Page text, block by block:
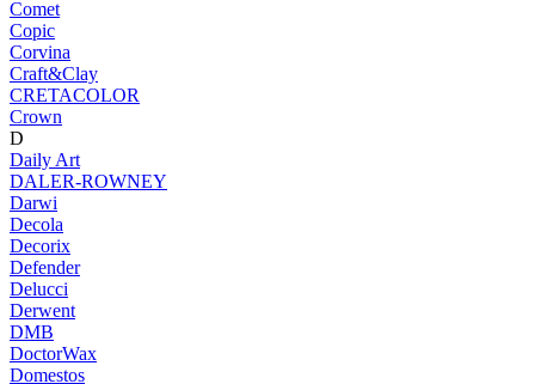
Comet
Copic
Corvina
Craft&Clay
CRETACOLOR
Crown
D
Daily Art
DALER-ROWNEY
Darwi
Decola
Decorix
Defender
Delucci
Derwent
DMB
DoctorWax
Domestos